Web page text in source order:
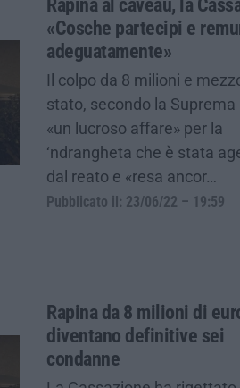
Rapina al caveau, la
«Cosche partecipi e
adeguatamente»
Il colpo da 8 milioni e
stato, secondo la Suprema
«un lucroso affare» per la
‘ndrangheta che è stata
dal reato e «resa ancor…
Pubblicato il: 23/06/22 – 19:59
Rapina da 8 milioni di
diventano definitive sei
condanne